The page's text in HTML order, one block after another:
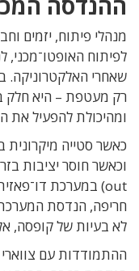
מנהלי פיתוח, יזמים
לפיתוח האופטו־מכני,
שאחרי האלקטרוניקה.
רק מעטפת – היא חלק
ומהיכולת להפעיל את
כאשר סטייה מיקרונית
וכאשר חוסר יציבות
out) במערכת
חריפה, הנדסת המערכת
לא בעיות של קופסה,
ההתמודדות עם